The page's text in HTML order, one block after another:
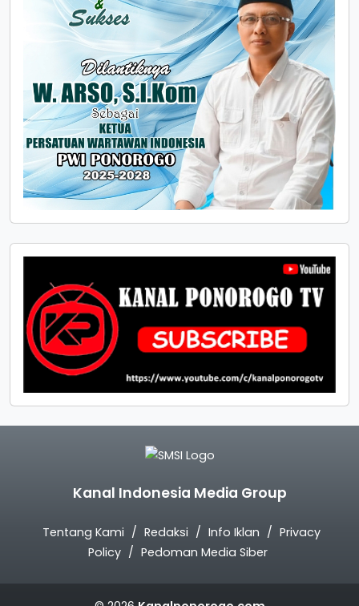
Kanal Indonesia Media Group
Tentang Kami Redaksi Info Iklan
Privacy
Policy
Pedoman Media Siber